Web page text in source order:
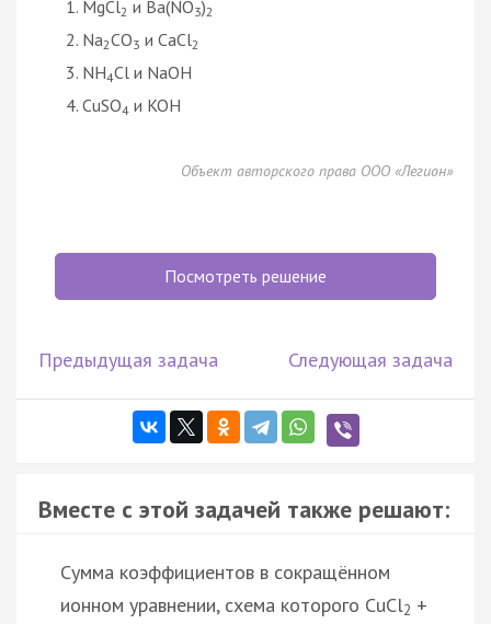
MgCl2 и Ba(NO3)2
Na2CO3 и CaCl2
NH4Cl и NaOH
CuSO4 и KOH
Объект авторского права ООО «Легион»
Посмотреть решение
Предыдущая задача Следующая задача
Вместе с этой задачей также решают:
Сумма коэффициентов в сокращённом
ионном уравнении, схема которого CuCl2 +